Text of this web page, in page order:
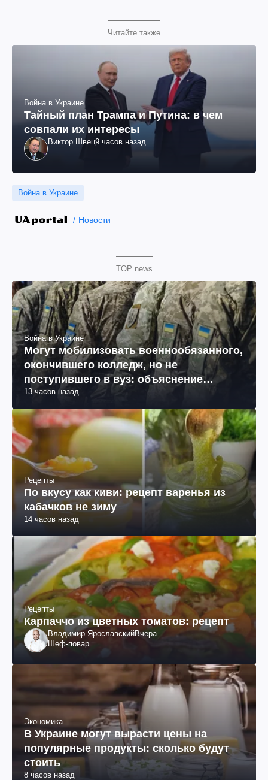
Читайте также
Война в Украине
Тайный план Трампа и Путина: в чем
совпали их интересы
Виктор Швец9 часов назад
Война в Украине
Новости
TOP news
Война в Украине
Могут мобилизовать военнообязанного,
окончившего колледж, но не
поступившего в вуз: объяснение
юриста
13 часов назад
Рецепты
По вкусу как киви: рецепт варенья из
кабачков не зиму
14 часов назад
Рецепты
Карпаччо из цветных томатов: рецепт
Владимир ЯрославскийВчера
Шеф-повар
Экономика
В Украине могут вырасти цены на
популярные продукты: сколько будут
стоить
8 часов назад